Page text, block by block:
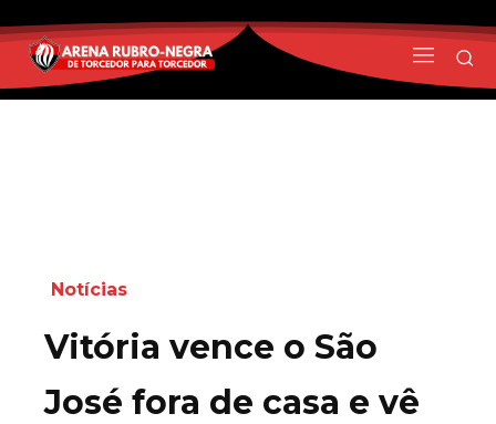
Notícias
Vitória vence o São
José fora de casa e vê